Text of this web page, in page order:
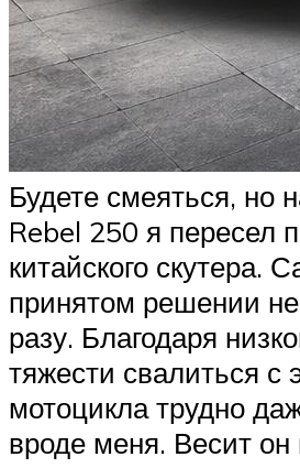
Будете смеяться, но
Rebel 250 я пересел
китайского скутера.
принятом решении
разу. Благодаря
тяжести свалиться с
мотоцикла трудно
вроде меня. Весит он